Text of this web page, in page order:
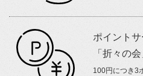
ポイントサ
「折々の
100円につき3